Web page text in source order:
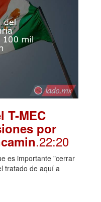
T-MEC
por
.22:20
es importante "cerrar
tratado de aquí a